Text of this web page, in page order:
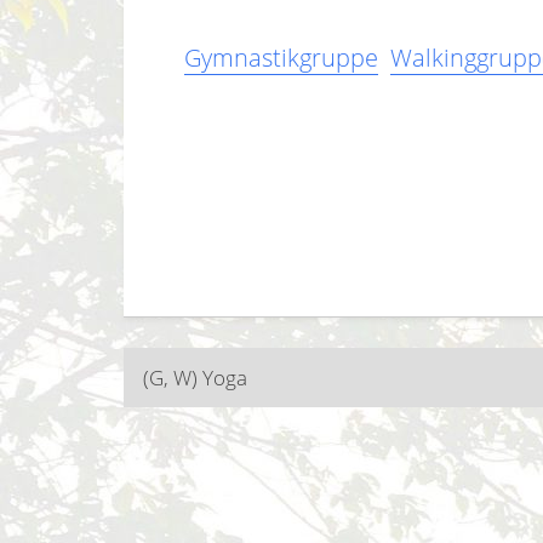
Gymnastikgruppe
Beitragsnavigation
(G, W) Yoga